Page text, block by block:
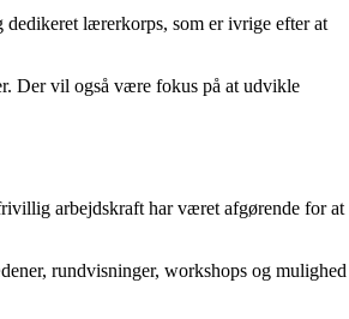
lærerkorps, som er ivrige efter at
Der vil også være fokus på at udvikle
arbejdskraft har været afgørende for at
rundvisninger, workshops og mulighed